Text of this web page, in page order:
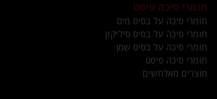
חומרי סיכה פיסט
חומרי סיכה על בסיס מים
חומרי סיכה על בסיס סיליקון
חומרי סיכה על בסיס שמן
חומרי סיכה פיסט
מוצרים מאלחשים